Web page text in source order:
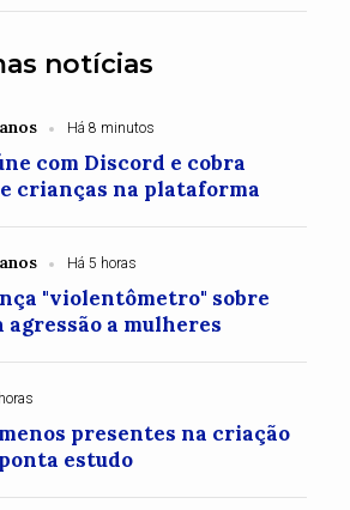
notícias
Há 8 minutos
com Discord e cobra
crianças na plataforma
Há 5 horas
"violentômetro" sobre
agressão a mulheres
presentes na criação
estudo